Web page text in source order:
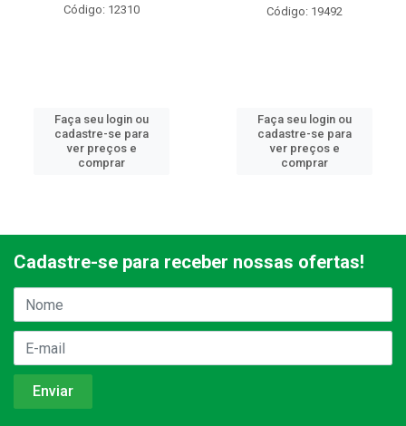
Código: 12310
Faça seu login ou
cadastre-se para
ver preços e
comprar
Código: 19492
Faça seu login ou
cadastre-se para
ver preços e
comprar
Cadastre-se para receber nossas ofertas!